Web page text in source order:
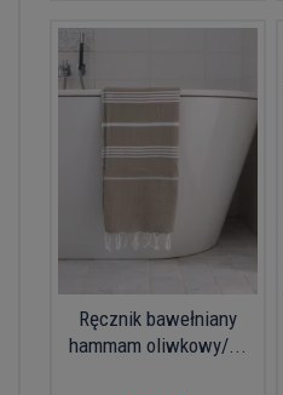
Ręcznik bawełniany
hammam oliwkowy/...